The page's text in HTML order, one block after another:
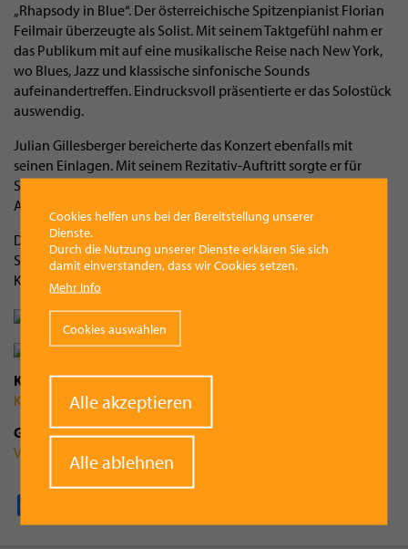
„Rhapsody in Blue“. Der österreichische Spitzenpianist Florian
Feilmair überzeugte als Solist. Mit seinem Taktgefühl nahm er
das Publikum mit auf eine musikalische Reise nach New York,
wo Blues, Jazz und klassische sinfonische Sounds
aufeinandertreffen. Eindrucksvoll präsentierte er das Solostück
auswendig.
Julian Gillesberger bereicherte das Konzert ebenfalls mit
seinen Einlagen. Mit seinem Rezitativ-Auftritt sorgte er für
Schmunzeln und eine lockere Stimmung. Erstmals führte
Angelique Göll als Moderatorin durch das Programm.
Das Publikum dankte mit langanhaltendem Applaus und
Standing Ovations für den gelungenen Auftakt ins neue
Kulturjahr in Vorchdorf.
Kategorie
Kultur
Gemeinde
Vorchdorf
Cookies helfen uns bei der Bereitstellung unserer
Dienste.
Durch die Nutzung unserer Dienste erklären Sie sich
damit einverstanden, dass wir Cookies setzen.
Mehr Info
Cookies auswählen
Alle akzeptieren
Alle ablehnen